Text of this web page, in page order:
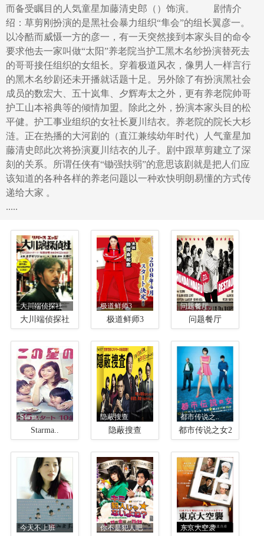
而备受瞩目的人気童星加藤清史郎（）饰演。 剧情介
绍：草剪刚扮演的是黑社会暴力组织“隼会”的组长翼彦一。
以冷酷而威慑一方的彦一，有一天突然接到本家头目的命令
要求他去一家叫做“太阳”养老院当护工黑木名纱扮演替死去
的哥哥接任组织的女组长。穿着极道风衣，像男人一样言行
的黑木名纱剧还未开播就话题十足。另外除了有扮演黑社会
成员的数宏大、五十岚隼、夕辉寿太之外，更有养老院帅哥
护工山本裕典等的倾情加盟。除此之外，扮演本家头目的松
平健。护工事业组织的女社长夏川结衣。养老院的院长大杉
涟。正在热播的大河剧的（直江兼续幼年时代）人气童星加
藤清史郎此次将扮演夏川结衣的儿子。剧中跟草剪建立了深
刻的关系。所谓任侠有“锄强扶弱”的意思该剧就是把人们应
该知道的各种各样的养老问题以一种欢快明朗易懂的方式传
递给大家 。
.....
大川端侦探社
大川端侦探社
极道鲜师3
极道鲜师3
问题餐厅
问题餐厅
Starm..
Starma..
隐蔽搜查
隐蔽搜查
都市传说之..
都市传说之女2
今天不上班 你不是犯人吧 东京大空袭